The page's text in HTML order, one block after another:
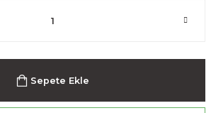
Sepete Ekle